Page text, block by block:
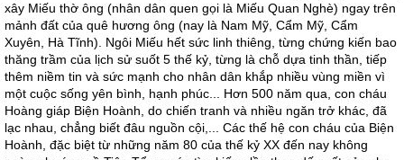
xây Miếu thờ ông (nhân dân quen gọi là Miếu Quan Nghè) ngay trên
mảnh đất của quê hương ông (nay là Nam Mỹ, Cẩm Mỹ, Cẩm
Xuyên, Hà Tĩnh). Ngôi Miếu hết sức linh thiêng, từng chứng kiến bao
thăng trầm của lịch sử suốt 5 thế kỷ, từng là chỗ dựa tinh thần, tiếp
thêm niềm tin và sức mạnh cho nhân dân khắp nhiều vùng miền vì
một cuộc sống yên bình, hạnh phúc... Hơn 500 năm qua, con cháu
Hoàng giáp Biện Hoành, do chiến tranh và nhiều ngăn trở khác, đã
lạc nhau, chẳng biết đâu nguồn cội,... Các thế hệ con cháu của Biện
Hoành, đặc biệt từ những năm 80 của thế kỷ XX đến nay không